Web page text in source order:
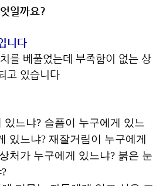
일까요?
니다
를 베풀었는데 부족함이 없는 상
고 있습니다
있느냐? 슬픔이 누구에게 있느
있느냐? 재잘거림이 누구에게
처가 누구에게 있느냐? 붉은 눈